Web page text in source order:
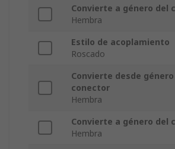
Convierte a género del
Hembra
Estilo de acoplamiento
Roscado
Convierte desde
conector
Hembra
Convierte a género del
Hembra